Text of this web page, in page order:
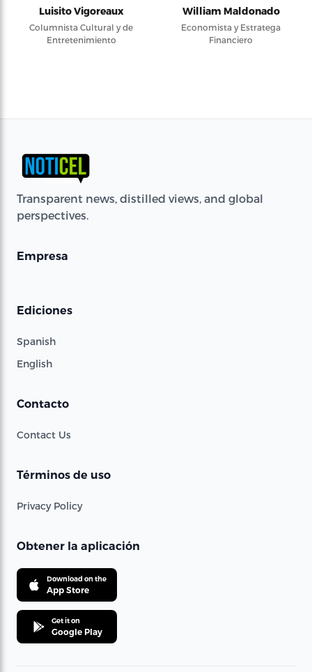
Luisito Vigoreaux
Columnista Cultural y de
Entretenimiento
William Maldonado
Economista y Estratega
Financiero
Transparent news, distilled views, and global
perspectives.
Empresa
Ediciones
Spanish
English
Contacto
Contact Us
Términos de uso
Privacy Policy
Obtener la aplicación
Download on the
App Store
Get it on
Google Play